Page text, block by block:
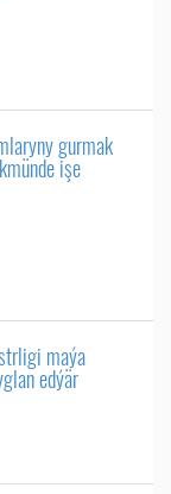
gurmak
işe
maýa
edýär